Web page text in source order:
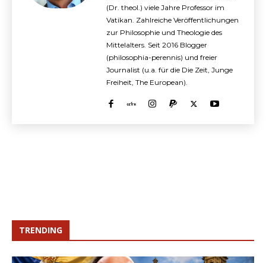
(Dr. theol.) viele Jahre Professor im
Vatikan. Zahlreiche Veröffentlichungen
zur Philosophie und Theologie des
Mittelalters. Seit 2016 Blogger
(philosophia-perennis) und freier
Journalist (u.a. für die Die Zeit, Junge
Freiheit, The European).
TRENDING